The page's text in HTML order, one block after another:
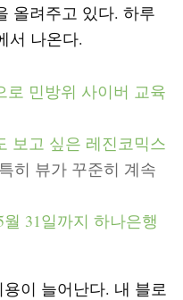
올려주고 있다. 하루
서 나온다.
로 민방위 사이버 교육
보고 싶은 레진코믹스
히 뷰가 꾸준히 계속
월 31일까지 하나은행
이 늘어난다. 내 블로